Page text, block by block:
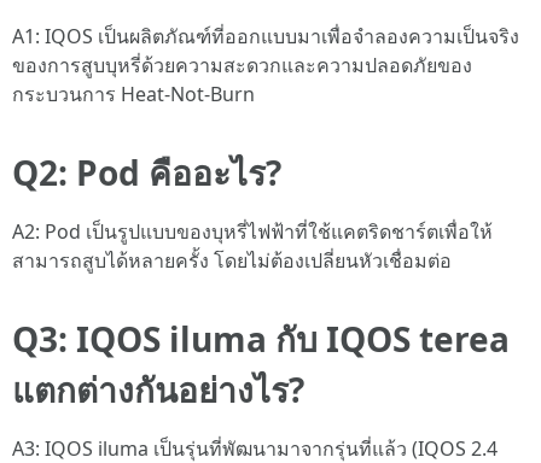
A1: IQOS เป็นผลิตภัณฑ์ที่ออกแบบมาเพื่อจำลองความเป็นจริง
ของการสูบบุหรี่ด้วยความสะดวกและความปลอดภัยของ
กระบวนการ Heat-Not-Burn
Q2: Pod คืออะไร?
A2: Pod เป็นรูปแบบของบุหรี่ไฟฟ้าที่ใช้แคตริดชาร์ตเพื่อให้
สามารถสูบได้หลายครั้ง โดยไม่ต้องเปลี่ยนหัวเชื่อมต่อ
Q3: IQOS iluma กับ IQOS terea
แตกต่างกันอย่างไร?
A3: IQOS iluma เป็นรุ่นที่พัฒนามาจากรุ่นที่แล้ว (IQOS 2.4